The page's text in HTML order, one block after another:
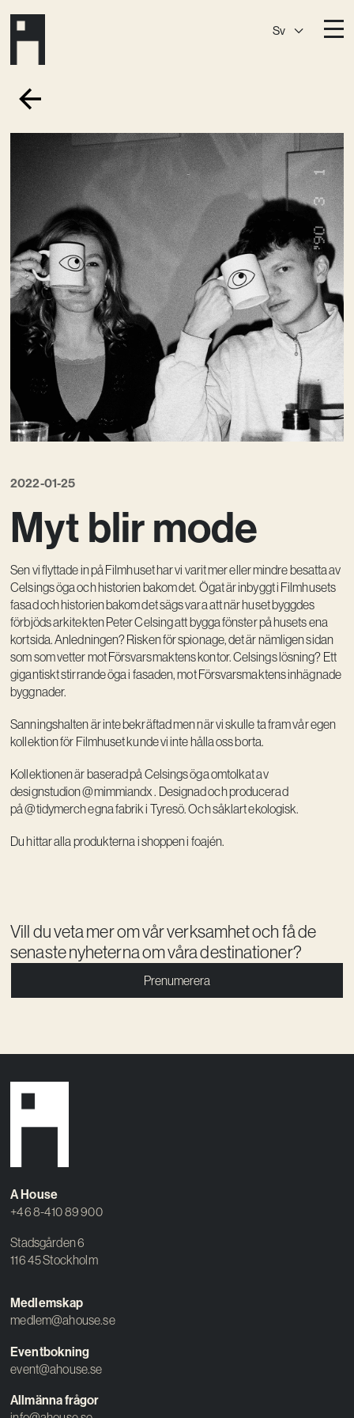
Sv
A House
A HouseSlaktis
A HouseSlussen
A HouseSickla
A HouseHagastaden
Medlemskap
Event­lokaler
Community
Kreativ utveckling
Vision
Kontakt
2022-01-25
Myt blir mode
Sen vi flyttade in på Filmhuset har vi varit mer eller mindre besatta av
Celsings öga och historien bakom det. Ögat är inbyggt i Filmhusets
fasad och historien bakom det sägs vara att när huset byggdes
förbjöds arkitekten Peter Celsing att bygga fönster på husets ena
kortsida. Anledningen? Risken för spionage, det är nämligen sidan
som som vetter mot Försvarsmaktens kontor. Celsings lösning? Ett
gigantiskt stirrande öga i fasaden, mot Försvarsmaktens inhägnade
byggnader.
Sanningshalten är inte bekräftad men när vi skulle ta fram vår egen
kollektion för Filmhuset kunde vi inte hålla oss borta.
Kollektionen är baserad på Celsings öga omtolkat av
designstudion@mimmiandx. Designad och producerad
på@tidymerchegna fabrik i Tyresö. Och såklart ekologisk.
Du hittar alla produkterna i shoppen i foajén.
Vill du veta mer om vår verksamhet och få de
senaste nyheterna om våra destinationer?
Prenumerera
A House
+46 8-410 89 900
Stadsgården 6
116 45 Stockholm
Medlemskap
medlem@ahouse.se
Eventbokning
event@ahouse.se
Allmänna frågor